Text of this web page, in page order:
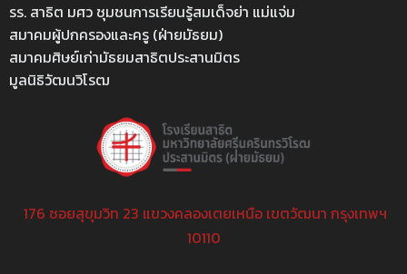
รร. สาธิต มศว ชุมชนการเรียนรู้สมเด็จย่า แม่แจ่ม
สมาคมผู้ปกครองและครู (ฝ่ายมัธยม)
สมาคมศิษย์เก่ามัธยมสาธิตประสานมิตร
มูลนิธิวัฒนวิโรฒ
176 ซอยสุขุมวิท 23 แขวงคลองเตยเหนือ เขตวัฒนา กรุงเทพฯ
10110